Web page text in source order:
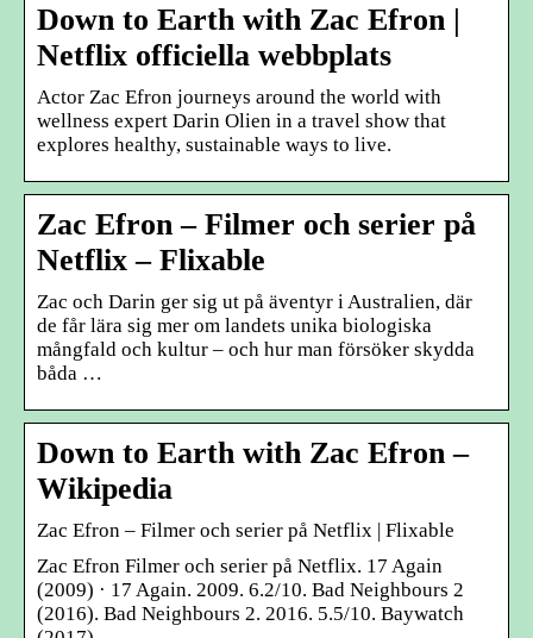
Down to Earth with Zac Efron |
Netflix officiella webbplats
Actor Zac Efron journeys around the world with
wellness expert Darin Olien in a travel show that
explores healthy, sustainable ways to live.
Zac Efron – Filmer och serier på
Netflix – Flixable
Zac och Darin ger sig ut på äventyr i Australien, där
de får lära sig mer om landets unika biologiska
mångfald och kultur – och hur man försöker skydda
båda …
Down to Earth with Zac Efron –
Wikipedia
Zac Efron – Filmer och serier på Netflix | Flixable
Zac Efron Filmer och serier på Netflix. 17 Again
(2009) · 17 Again. 2009. 6.2/10. Bad Neighbours 2
(2016). Bad Neighbours 2. 2016. 5.5/10. Baywatch